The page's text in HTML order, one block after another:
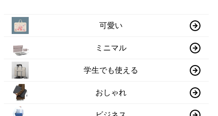
可愛い
ミニマル
学生でも使える
おしゃれ